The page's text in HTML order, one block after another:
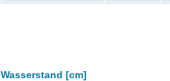
Wasserstand [cm]